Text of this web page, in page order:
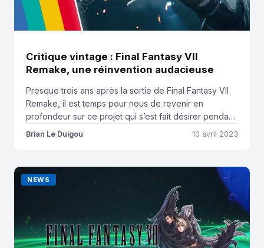
Critique vintage : Final Fantasy VII
Remake, une réinvention audacieuse
Presque trois ans après la sortie de Final Fantasy VII
Remake, il est temps pour nous de revenir en
profondeur sur ce projet qui s’est fait désirer pendant
de longues années. Notre site n’existait pas encore
[…]
Brian Le Duigou 10 avril 2023
NEWS